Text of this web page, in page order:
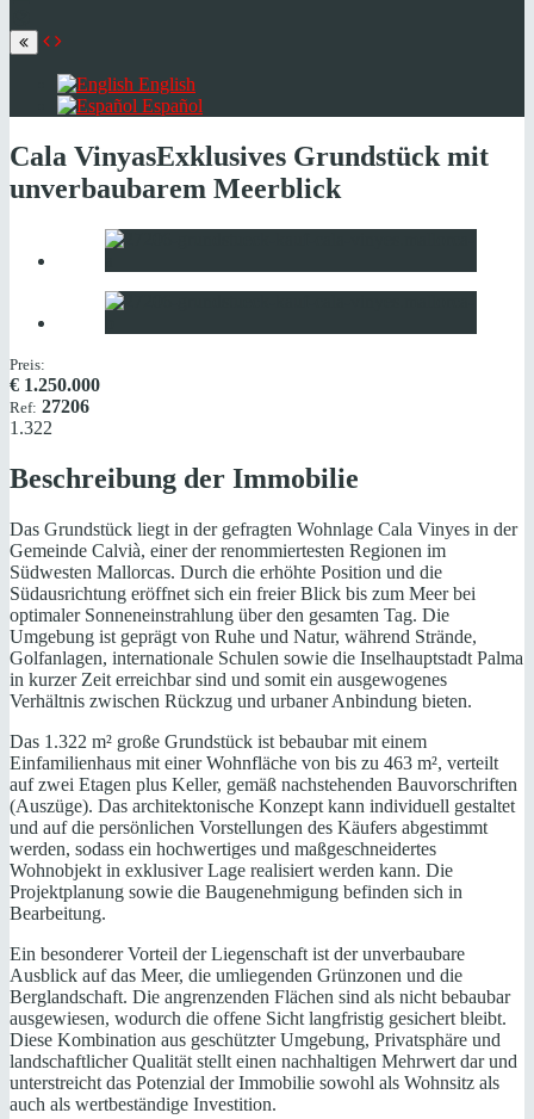
language
English
Español
Cala VinyasExklusives Grundstück mit
unverbaubarem Meerblick
Preis:
€ 1.250.000
Ref: 27206
1.322
Beschreibung der Immobilie
Das Grundstück liegt in der gefragten Wohnlage Cala Vinyes in der
Gemeinde Calvià, einer der renommiertesten Regionen im
Südwesten Mallorcas. Durch die erhöhte Position und die
Südausrichtung eröffnet sich ein freier Blick bis zum Meer bei
optimaler Sonneneinstrahlung über den gesamten Tag. Die
Umgebung ist geprägt von Ruhe und Natur, während Strände,
Golfanlagen, internationale Schulen sowie die Inselhauptstadt Palma
in kurzer Zeit erreichbar sind und somit ein ausgewogenes
Verhältnis zwischen Rückzug und urbaner Anbindung bieten.
Das 1.322 m² große Grundstück ist bebaubar mit einem
Einfamilienhaus mit einer Wohnfläche von bis zu 463 m², verteilt
auf zwei Etagen plus Keller, gemäß nachstehenden Bauvorschriften
(Auszüge). Das architektonische Konzept kann individuell gestaltet
und auf die persönlichen Vorstellungen des Käufers abgestimmt
werden, sodass ein hochwertiges und maßgeschneidertes
Wohnobjekt in exklusiver Lage realisiert werden kann. Die
Projektplanung sowie die Baugenehmigung befinden sich in
Bearbeitung.
Ein besonderer Vorteil der Liegenschaft ist der unverbaubare
Ausblick auf das Meer, die umliegenden Grünzonen und die
Berglandschaft. Die angrenzenden Flächen sind als nicht bebaubar
ausgewiesen, wodurch die offene Sicht langfristig gesichert bleibt.
Diese Kombination aus geschützter Umgebung, Privatsphäre und
landschaftlicher Qualität stellt einen nachhaltigen Mehrwert dar und
unterstreicht das Potenzial der Immobilie sowohl als Wohnsitz als
auch als wertbeständige Investition.